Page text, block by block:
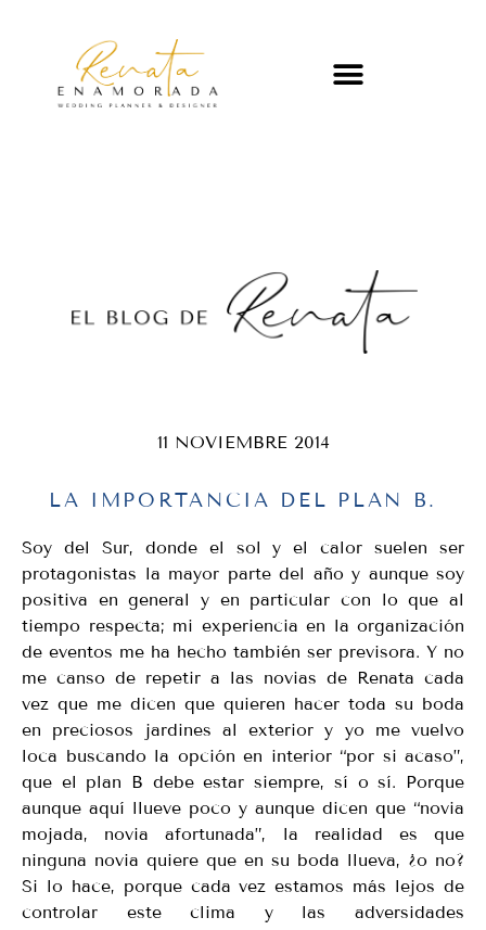
11 NOVIEMBRE 2014
LA IMPORTANCIA DEL PLAN B.
Soy del Sur, donde el sol y el calor suelen ser
protagonistas la mayor parte del año y aunque soy
positiva en general y en particular con lo que al
tiempo respecta; mi experiencia en la organización
de eventos me ha hecho también ser previsora. Y no
me canso de repetir a las novias de Renata cada
vez que me dicen que quieren hacer toda su boda
en preciosos jardines al exterior y yo me vuelvo
loca buscando la opción en interior “por si acaso”,
que el plan B debe estar siempre, sí o sí. Porque
aunque aquí llueve poco y aunque dicen que “novia
mojada, novia afortunada”, la realidad es que
ninguna novia quiere que en su boda llueva, ¿o no?
Si lo hace, porque cada vez estamos más lejos de
controlar este clima y las adversidades